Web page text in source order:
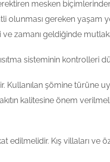
mesken
gereken yaşam
zamanı geldiğinde mutlaka
sisteminin kontrolleri
şömine türüne
kalitesine önem
edilmelidir. Kış villaları ve